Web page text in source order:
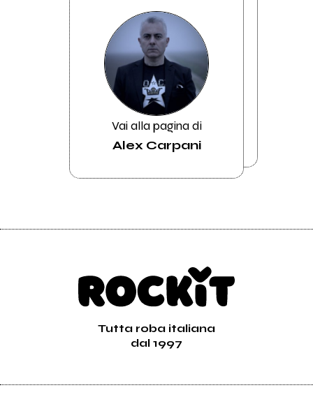
Vai alla pagina di
Alex Carpani
Tutta roba italiana
dal 1997